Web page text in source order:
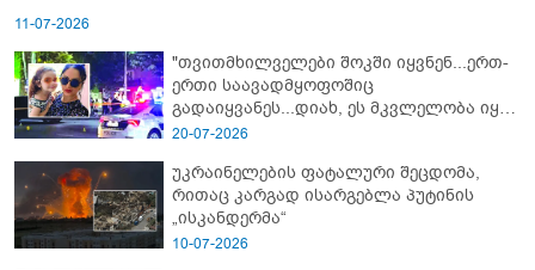
11-07-2026
"თვითმხილველები შოკში იყვნენ...ერთ-
ერთი საავადმყოფოშიც
გადაიყვანეს...დიახ, ეს მკვლელობა იყო"
- გორში დატრიალებული ტრაგედიის
20-07-2026
უკრაინელების ფატალური შეცდომა,
რითაც კარგად ისარგებლა პუტინის
„ისკანდერმა“
10-07-2026